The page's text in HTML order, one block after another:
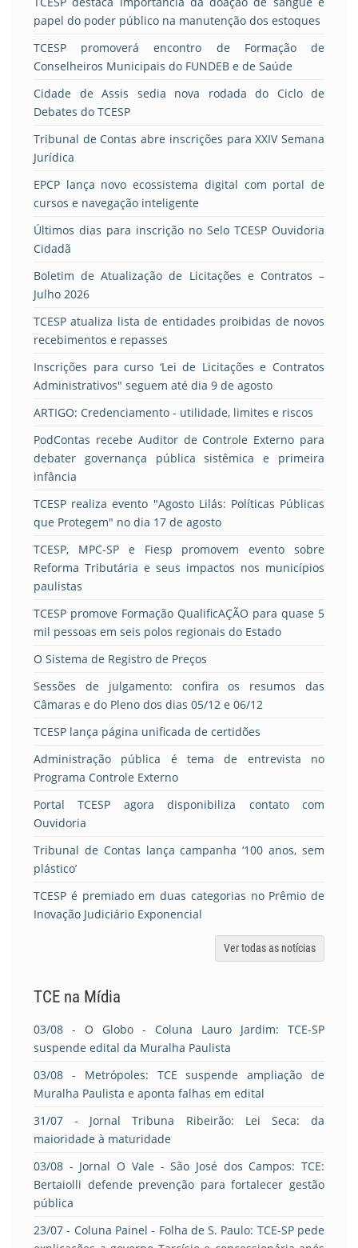
papel do poder público na manutenção dos estoques
TCESP promoverá encontro de Formação de
Conselheiros Municipais do FUNDEB e de Saúde
Cidade de Assis sedia nova rodada do Ciclo de
Debates do TCESP
Tribunal de Contas abre inscrições para XXIV Semana
Jurídica
EPCP lança novo ecossistema digital com portal de
cursos e navegação inteligente
Últimos dias para inscrição no Selo TCESP Ouvidoria
Cidadã
Boletim de Atualização de Licitações e Contratos –
Julho 2026
TCESP atualiza lista de entidades proibidas de novos
recebimentos e repasses
Inscrições para curso ‘Lei de Licitações e Contratos
Administrativos" seguem até dia 9 de agosto
ARTIGO: Credenciamento - utilidade, limites e riscos
PodContas recebe Auditor de Controle Externo para
debater governança pública sistêmica e primeira
infância
TCESP realiza evento "Agosto Lilás: Políticas Públicas
que Protegem" no dia 17 de agosto
TCESP, MPC-SP e Fiesp promovem evento sobre
Reforma Tributária e seus impactos nos municípios
paulistas
TCESP promove Formação QualificAÇÃO para quase 5
mil pessoas em seis polos regionais do Estado
O Sistema de Registro de Preços
Sessões de julgamento: confira os resumos das
Câmaras e do Pleno dos dias 05/12 e 06/12
TCESP lança página unificada de certidões
Administração pública é tema de entrevista no
Programa Controle Externo
Portal TCESP agora disponibiliza contato com
Ouvidoria
Tribunal de Contas lança campanha ‘100 anos, sem
plástico’
TCESP é premiado em duas categorias no Prêmio de
Inovação Judiciário Exponencial
Ver todas as notícias
TCE na Mídia
03/08 - O Globo - Coluna Lauro Jardim: TCE-SP
suspende edital da Muralha Paulista
03/08 - Metrópoles: TCE suspende ampliação de
Muralha Paulista e aponta falhas em edital
31/07 - Jornal Tribuna Ribeirão: Lei Seca: da
maioridade à maturidade
03/08 - Jornal O Vale - São José dos Campos: TCE:
Bertaiolli defende prevenção para fortalecer gestão
pública
23/07 - Coluna Painel - Folha de S. Paulo: TCE-SP pede